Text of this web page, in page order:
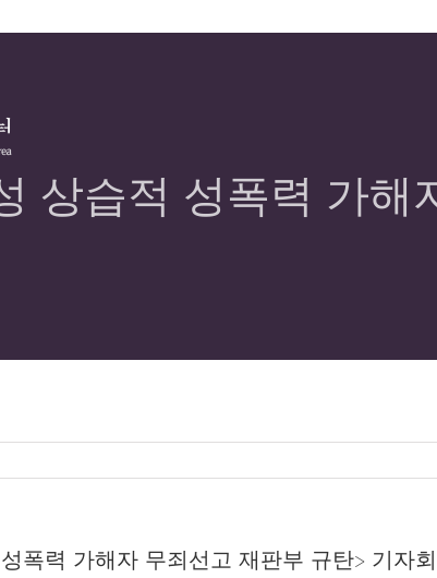
상습적 성폭력 가해
폭력 가해자 무죄선고 재판부 규탄> 기자